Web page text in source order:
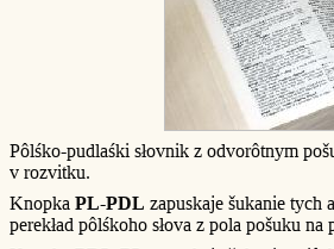
Pôlśko-pudlaśki słovnik z odvorôtnym
v rozvitku.
Knopka PL-PDL zapuskaje šukanie tych
perekład pôlśkoho słova z pola pošuku na